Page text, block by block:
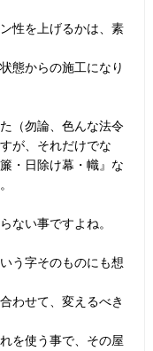
性を上げるかは、素
態からの施工になり
（勿論、色んな法令
が、それだけでな
・日除け幕・幟』な
ない事ですよね。
う字そのものにも想
わせて、変えるべき
を使う事で、その屋